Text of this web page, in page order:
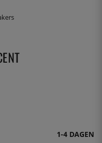
1-4 DAGEN